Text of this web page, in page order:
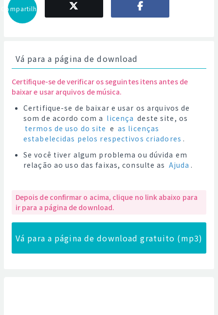
Compartilhar
Vá para a página de download
Certifique-se de verificar os seguintes itens antes de
baixar e usar arquivos de música.
Certifique-se de baixar e usar os arquivos de
som de acordo com a licença deste site, os
termos de uso do site e as licenças
estabelecidas pelos respectivos criadores .
Se você tiver algum problema ou dúvida em
relação ao uso das faixas, consulte as Ajuda .
Depois de confirmar o acima, clique no link abaixo para
ir para a página de download.
Vá para a página de download gratuito (mp3)